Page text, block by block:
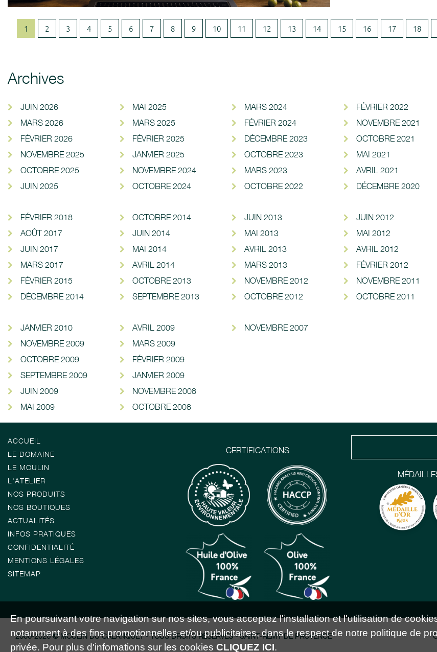
1 2 3 4 5 6 7 8 9 10 11 12 13 14 15 16 17 18
Archives
JUIN 2026
MARS 2026
FÉVRIER 2026
NOVEMBRE 2025
OCTOBRE 2025
JUIN 2025
MAI 2025
MARS 2025
FÉVRIER 2025
JANVIER 2025
NOVEMBRE 2024
OCTOBRE 2024
MARS 2024
FÉVRIER 2024
DÉCEMBRE 2023
OCTOBRE 2023
MARS 2023
OCTOBRE 2022
FÉVRIER 2022
NOVEMBRE 2021
OCTOBRE 2021
MAI 2021
AVRIL 2021
DÉCEMBRE 2020
FÉVRIER 2018
AOÛT 2017
JUIN 2017
MARS 2017
FÉVRIER 2015
DÉCEMBRE 2014
OCTOBRE 2014
JUIN 2014
MAI 2014
AVRIL 2014
OCTOBRE 2013
SEPTEMBRE 2013
JUIN 2013
MAI 2013
AVRIL 2013
MARS 2013
NOVEMBRE 2012
OCTOBRE 2012
JUIN 2012
MAI 2012
AVRIL 2012
FÉVRIER 2012
NOVEMBRE 2011
OCTOBRE 2011
JANVIER 2010
NOVEMBRE 2009
OCTOBRE 2009
SEPTEMBRE 2009
JUIN 2009
MAI 2009
AVRIL 2009
MARS 2009
FÉVRIER 2009
JANVIER 2009
NOVEMBRE 2008
OCTOBRE 2008
NOVEMBRE 2007
ACCUEIL
LE DOMAINE
LE MOULIN
L'ATELIER
NOS PRODUITS
NOS BOUTIQUES
ACTUALITÉS
INFOS PRATIQUES
CONFIDENTIALITÉ
MENTIONS LÉGALES
SITEMAP
CERTIFICATIONS
2000-2026 © MOULIN DU CALANQUET - TOUS DROITS RÉSERVÉS - SAINT-RÉMY DE PROVENCE
En poursuivant votre navigation sur nos sites, vous acceptez l'installation et l'utilisation de
notamment à des fins promotionnelles et/ou publicitaires, dans le respect de notre politique de
privée. Pour plus d'infomations sur les cookies CLIQUEZ ICI.